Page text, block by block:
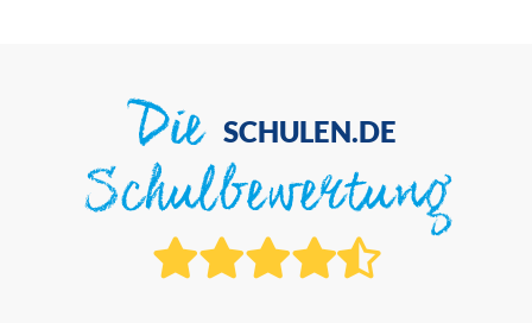
Die SCHULEN.DE
Schulbewertung